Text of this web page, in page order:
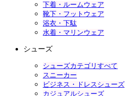
下着・ルームウェア
靴下・フットウェア
浴衣・下駄
水着・マリンウェア
シューズ
シューズカテゴリすべて
スニーカー
ビジネス・ドレスシューズ
カジュアルシューズ